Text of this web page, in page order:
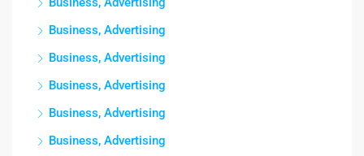
Business, Advertising
Business, Advertising
Business, Advertising
Business, Advertising
Business, Advertising